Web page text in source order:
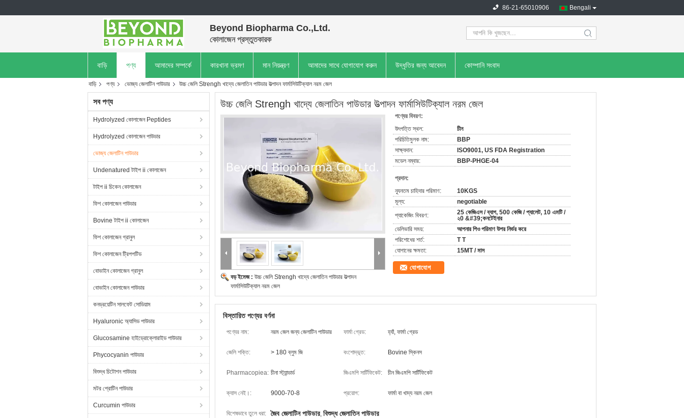
Bengali
86-21-65010906
Beyond Biopharma Co.,Ltd.
কোলাজেন প্রস্তুতকারক search
বাড়ি পণ্য আমাদের সম্পর্কে কারখানা ভ্রমণ মান নিয়ন্ত্রণ আমাদের সাথে যোগাযোগ করুন উদ্ধৃতির জন্য আবেদন কোম্পানি সংবাদ
বাড়ি পণ্য ভোজ্য জেলাটিন পাউডার উচ্চ জেলি Strengh খাদ্যে জেলাতিন পাউডার উত্পাদন ফার্মাসিউটিক্যাল নরম জেল
সব পণ্য
Hydrolyzed কোলাজেন Peptides
Hydrolyzed কোলাজেন পাউডার
ভোজ্য জেলাটিন পাউডার
Undenatured টাইপ ii কোলাজেন
টাইপ ii চিকেন কোলাজেন
ফিশ কোলাজেন পাউডার
Bovine টাইপ ii কোলাজেন
ফিশ কোলাজেন গ্রানুল
ফিশ কোলাজেন ট্রিপপটিড
বোভাইন কোলাজেন গ্রানুল
বোভাইন কোলাজেন পাউডার
কনড্রয়েটিন সালফেট সোডিয়াম
Hyaluronic অ্যাসিড পাউডার
Glucosamine হাইড্রোক্লোরাইড পাউডার
Phycocyanin পাউডার
বিশুদ্ধ চিটোশন পাউডার
মটর প্রোটিন পাউডার
Curcumin পাউডার
উচ্চ জেলি Strengh খাদ্যে জেলাতিন পাউডার উত্পাদন ফার্মাসিউটিক্যাল নরম জেল
বড় ইমেজ : উচ্চ জেলি Strengh খাদ্যে জেলাতিন পাউডার উত্পাদন
ফার্মাসিউটিক্যাল নরম জেল
পণ্যের বিবরণ:
উৎপত্তি স্থল:
চীন
পরিচিতিমুলক নাম:
BBP
সাক্ষ্যদান:
ISO9001, US FDA Registration
মডেল নম্বার:
BBP-PHGE-04
প্রদান:
ন্যূনতম চাহিদার পরিমাণ:
10KGS
মূল্য:
negotiable
প্যাকেজিং বিবরণ:
25 কেজিএস / ব্যাগ, 500 কেজি / প্যালেট, 10 এমটি /
২0 &#39;কনটেইনার
ডেলিভারি সময়:
আপনার পিও পরিমাণ উপর নির্ভর করে
পরিশোধের শর্ত:
T T
যোগানের ক্ষমতা:
15MT / মাস
যোগাযোগ
বিস্তারিত পণ্যের বর্ণনা
পণ্যের নাম: নরম জেল জন্য জেলাটিন পাউডার ফার্মা গ্রেড: হ্যাঁ, ফার্মা গ্রেড
জেলি শক্তি: > 180 ব্লুম জি বংশোদ্ভূত: Bovine স্কিনস
Pharmacopiea: চীনা স্ট্যান্ডার্ড জিএমপি সার্টিফিকেট: চীন জিএমপি সার্টিফিকেট
ক্যাস নেই।: 9000-70-8 প্রয়োগ: ফার্মা বা খাদ্য নরম জেল
বিশেষভাবে তুলে ধরা: জৈব জেলাটিন পাউডার, বিশুদ্ধ জেলাতিন পাউডার